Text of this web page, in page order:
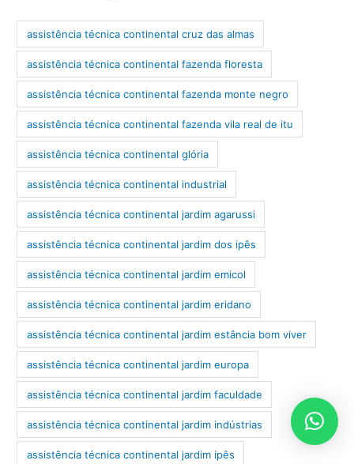
assistência técnica continental cruz das almas
assistência técnica continental fazenda floresta
assistência técnica continental fazenda monte negro
assistência técnica continental fazenda vila real de itu
assistência técnica continental glória
assistência técnica continental industrial
assistência técnica continental jardim agarussi
assistência técnica continental jardim dos ipês
assistência técnica continental jardim emicol
assistência técnica continental jardim eridano
assistência técnica continental jardim estância bom viver
assistência técnica continental jardim europa
assistência técnica continental jardim faculdade
assistência técnica continental jardim indústrias
assistência técnica continental jardim ipês